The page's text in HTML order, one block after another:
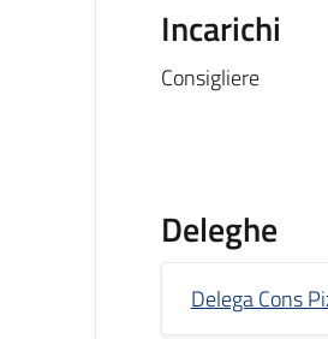
Incarichi
Consigliere
Deleghe
Delega Cons